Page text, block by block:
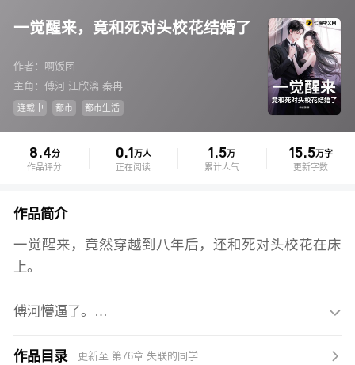
一觉醒来，竟和死对头校花结婚了
作者：啊饭团
主角：傅河 江欣漓 秦冉
连载中 都市 都市生活
8.4分
作品评分
0.1万人
正在阅读
1.5万
累计人气
15.5万字
更新字数
作品简介
一觉醒来，竟然穿越到八年后，还和死对头校花在床
上。
傅河懵逼了。
“江欣漓，你至于吗？你恨我恨到要用这种手段作践自

作品目录 更新至 第76章 失联的同学 